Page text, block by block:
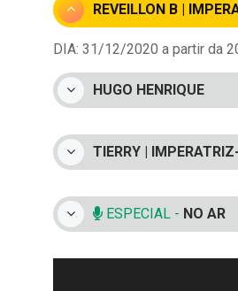
REVEILLON B |
DIA: 31/12/2020 a partir da
HUGO HENRIQUE
TIERRY |
ESPECIAL - NO AR